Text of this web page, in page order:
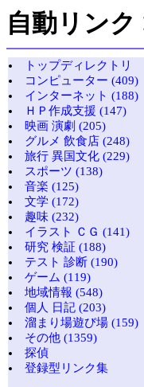
自動リン
トップディレクトリ
コンピューター (409)
インターネット (188)
ＨＰ作成支援 (147)
映画 演劇 (205)
グルメ 飲食店 (248)
旅行 異国文化 (229)
スポーツ (138)
音楽 (125)
文学 (172)
趣味 (232)
イラスト ＣＧ (141)
研究 検証 (188)
テスト 診断 (190)
ゲーム (119)
地域情報 (548)
個人 日記 (203)
溜まり場遊び場 (159)
その他 (1359)
探偵
登録型リンク集